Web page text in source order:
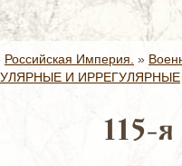
Российская Империя. »
И ИРРЕГУЛЯРНЫЕ
115-